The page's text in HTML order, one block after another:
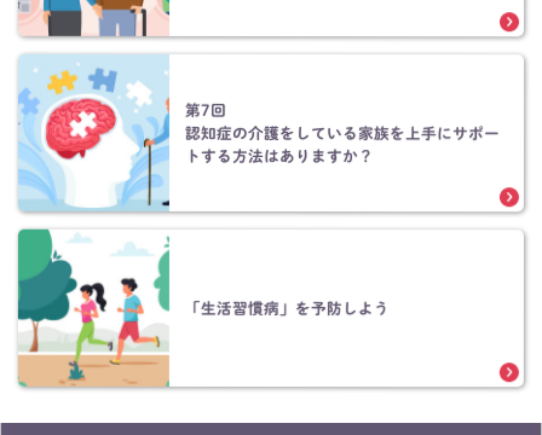
第7回
認知症の介護をしている家族を上手にサポー
トする方法はありますか？
「生活習慣病」を予防しよう